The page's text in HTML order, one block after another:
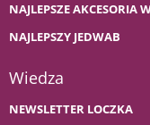
NAJLEPSZE AKCESORIA
NAJLEPSZY JEDWAB
Wiedza
NEWSLETTER LOCZKA